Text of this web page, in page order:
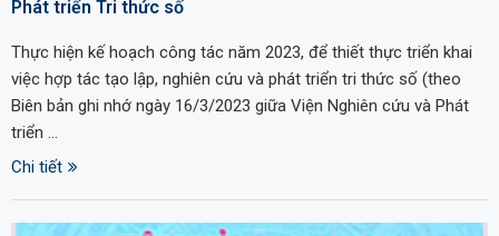
Phát triển Tri thức số
Thực hiện kế hoạch công tác năm 2023, để thiết thực triển khai
việc hợp tác tạo lập, nghiên cứu và phát triển tri thức số (theo
Biên bản ghi nhớ ngày 16/3/2023 giữa Viện Nghiên cứu và Phát
triển …
Chi tiết